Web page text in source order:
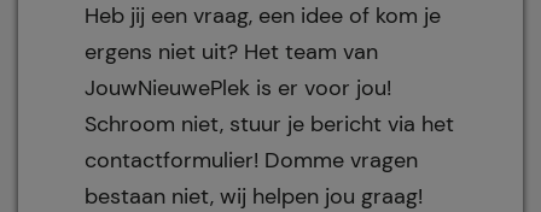
Heb jij een vraag, een idee of kom je
ergens niet uit? Het team van
JouwNieuwePlek is er voor jou!
Schroom niet, stuur je bericht via het
contactformulier! Domme vragen
bestaan niet, wij helpen jou graag!